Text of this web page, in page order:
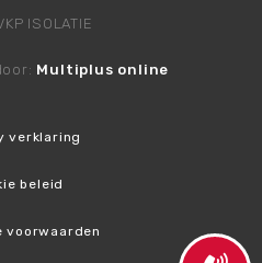
ISOLATIE
Multiplus online
verklaring
beleid
voorwaarden